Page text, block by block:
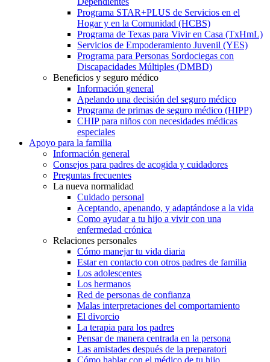
Programa STAR+PLUS de Servicios en el
Hogar y en la Comunidad (HCBS)
Programa de Texas para Vivir en Casa (TxHmL)
Servicios de Empoderamiento Juvenil (YES)
Programa para Personas Sordociegas con
Discapacidades Múltiples (DMBD)
Beneficios y seguro médico
Información general
Apelando una decisión del seguro médico
Programa de primas de seguro médico (HIPP)
CHIP para niños con necesidades médicas
especiales
Apoyo para la familia
Información general
Consejos para padres de acogida y cuidadores
Preguntas frecuentes
La nueva normalidad
Cuidado personal
Aceptando, apenando, y adaptándose a la vida
Como ayudar a tu hijo a vivir con una
enfermedad crónica
Relaciones personales
Cómo manejar tu vida diaria
Estar en contacto con otros padres de familia
Los adolescentes
Los hermanos
Red de personas de confianza
Malas interpretaciones del comportamiento
El divorcio
La terapia para los padres
Pensar de manera centrada en la persona
Las amistades después de la preparatori
Cómo hablar con el médico de tu hijo